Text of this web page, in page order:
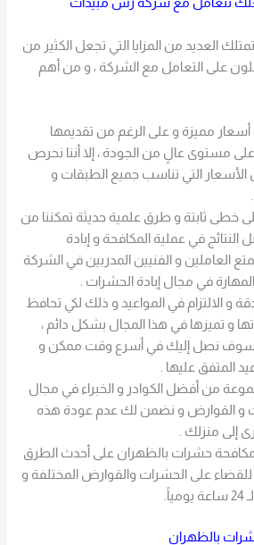
تتعامل مع شركة رش مبيدات
العديد من المزايا التي تجعل الكثير من
على التعامل مع الشركة ، و من أهم
مميزة و على الرغم من تقديمها
مستوى عالٍ من الجودة ، إلا أننا نحرص
التي تناسب جميع الطبقات و
خطى ثابتة و طرق علمية حديثة تمكننا من
النتائج في عملية المكافحة و إبادة
العاملين و الفنيين المدربين في الشركة
المهارة في مجال إبادة الحشرات .
و الالتزام في المواعيد و ذلك لكي تحافظ
و تميزها في هذا المجال بشكل دائم ،
نصل إليك في أسرع وقت ممكن و
المتفق عليها .
من أفضل الكوادر و الخبراء في مجال
و القوارض و نضمن لك عدم عودة هذه
إلى منزلك .
حشرات بالظهران على أحدث الطرق
للقضاء على الحشرات والقوارض المختلفة و
بالظهران